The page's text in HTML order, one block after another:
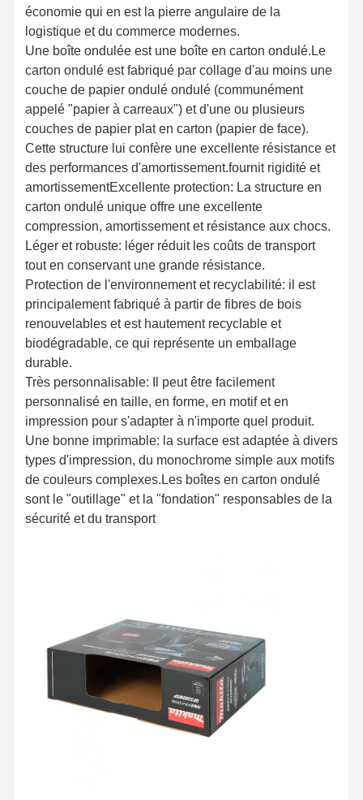
Produits
A Propos De
économie qui en est la pierre angulaire de la
logistique et du commerce modernes.
Une boîte ondulée est une boîte en carton ondulé.Le
carton ondulé est fabriqué par collage d'au moins une
couche de papier ondulé ondulé (communément
appelé "papier à carreaux") et d'une ou plusieurs
couches de papier plat en carton (papier de face).
Cette structure lui confère une excellente résistance et
des performances d'amortissement.fournit rigidité et
amortissementExcellente protection: La structure en
carton ondulé unique offre une excellente
compression, amortissement et résistance aux chocs.
Léger et robuste: léger réduit les coûts de transport
tout en conservant une grande résistance.
Protection de l'environnement et recyclabilité: il est
principalement fabriqué à partir de fibres de bois
renouvelables et est hautement recyclable et
biodégradable, ce qui représente un emballage
durable.
Très personnalisable: Il peut être facilement
personnalisé en taille, en forme, en motif et en
impression pour s'adapter à n'importe quel produit.
Une bonne imprimable: la surface est adaptée à divers
types d'impression, du monochrome simple aux motifs
de couleurs complexes.Les boîtes en carton ondulé
sont le "outillage" et la "fondation" responsables de la
sécurité et du transport